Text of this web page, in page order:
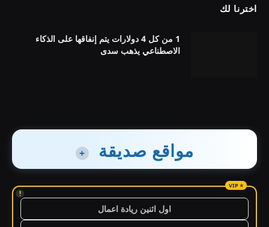
اخترنا لك
1 من كل 4 دولارات يتم إنفاقها على الذكاء
الاصطناعي يذهب سدى
مواقع صديقة +
!
اول اثنين ريادة اعمال